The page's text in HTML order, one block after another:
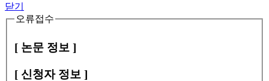
닫기
오류접수
[ 논문 정보 ]
[ 신청자 정보 ]